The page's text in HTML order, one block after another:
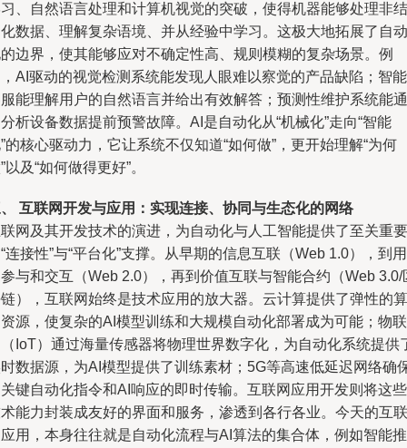
、自然语言处理和计算机视觉的突破，使得机器能够处理非结
数据、理解复杂语境、并从经验中学习。这极大地拓展了自动
边界，使其能够应对不确定性高、规则模糊的复杂场景。例
AI驱动的视觉检测系统能发现人眼难以察觉的产品缺陷；智能
能理解用户的自然语言并给出有效解答；预测性维护系统能通
析设备数据提前预警故障。AI是自动化从“机械化”走向“智能
的核心驱动力，它让系统不仅知道“如何做”，更开始理解“为何
以及“如何做得更好”。
互联网开发与应用：实现连接、协同与生态化的网络
网及其开发技术的演进，为自动化与人工智能提供了至关重要
连接性”与“平台化”支撑。从早期的信息互联（Web 1.0），到用
与和交互（Web 2.0），再到价值互联与智能合约（Web 3.0/
），互联网始终是技术应用的放大器。云计算提供了弹性的算
源，使复杂的AI模型训练和大规模自动化部署成为可能；物联
IoT）通过海量传感器将物理世界数字化，为自动化系统提供
数据源，为AI模型提供了训练素材；5G等高速低延迟网络确
键自动化指令和AI响应的即时传输。互联网应用开发则将这些
能力封装成友好的界面和服务，渗透到各行各业。今天的互联
用，本身往往就是自动化流程与AI算法的集合体，例如智能推